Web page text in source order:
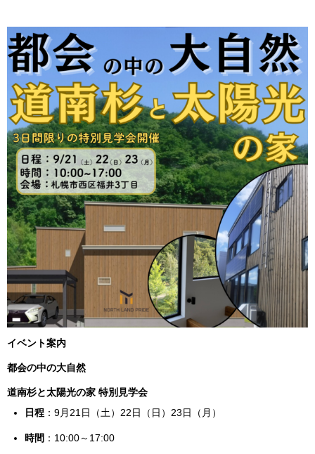
イベント案内
都会の中の大自然
道南杉と太陽光の家 特別見学会
日程 ：9月21日（土）22日（日）23日（月）
時間 ：10:00～17:00